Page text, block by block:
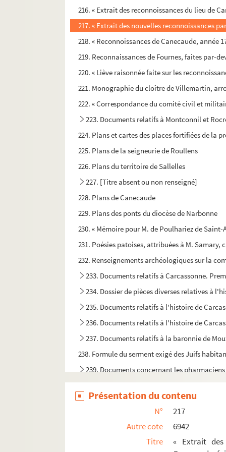
216. « Extrait des reconnoissances du lieu de
217. « Extrait des nouvelles reconnoissances
218. « Reconnoissances de Canecaude, année
219. Reconnaissances de Fournes, faites par-
220. « Liève raisonnée faite sur les
221. Monographie du cloître de Villemartin,
222. « Correspondance du comité civil et
223. Documents relatifs à Montconnil et
224. Plans et cartes des places fortifiées de la
225. Plans de la seigneurie de Roullens
226. Plans du territoire de Sallelles
227. [Titre absent ou non renseigné]
228. Plans de Canecaude
229. Plans des ponts du diocèse de Narbonne
230. « Mémoire pour M. de Poulhariez de
231. Poésies patoises, attribuées à M. Samary,
232. Renseignements archéologiques sur la
233. Documents relatifs à Carcassonne.
234. Dossier de pièces diverses relatives à
235. Documents relatifs à l'histoire de
236. Documents relatifs à l'histoire de
237. Documents relatifs à la baronnie de
238. Formule du serment exigé des Juifs
239. Documents concernant les
240. [Titre absent ou non renseigné]
241. Documents relatifs à la franc-
242. Rituel de la loge de la Parfaite Amitié O∴
243. « Règlemens généraux de la L∴ la
244. Rituel pour la réception à tous les grades
Présentation du contenu
N°
217
Autre cote
6942
Titre
« Extrait des